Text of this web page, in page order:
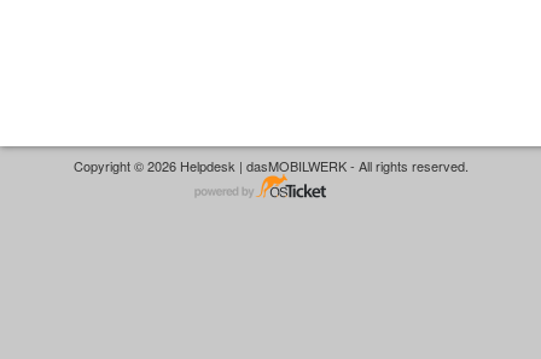
Copyright © 2026 Helpdesk | dasMOBILWERK - All rights reserved.